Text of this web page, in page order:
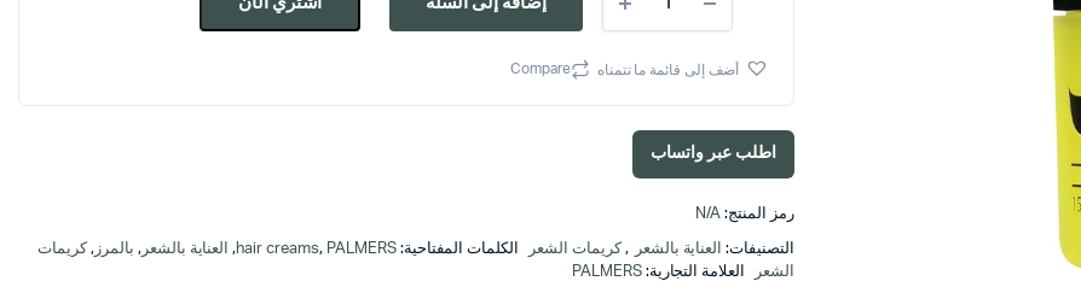
HAIR
CREAM
للشعر
أضف إلى قائمة ما تتمناه Compare
اطلب عبر واتساب
رمز المنتج: N/A
التصنيفات: العناية بالشعر ,كريمات الشعر الكلمات المفتاحية: hair creams, PALMERS
, العناية بالشعر , بالمرز , كريمات
الشعر
العلامة التجارية:PALMERS